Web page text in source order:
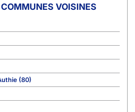
COMMUNES VOISINES
(80)